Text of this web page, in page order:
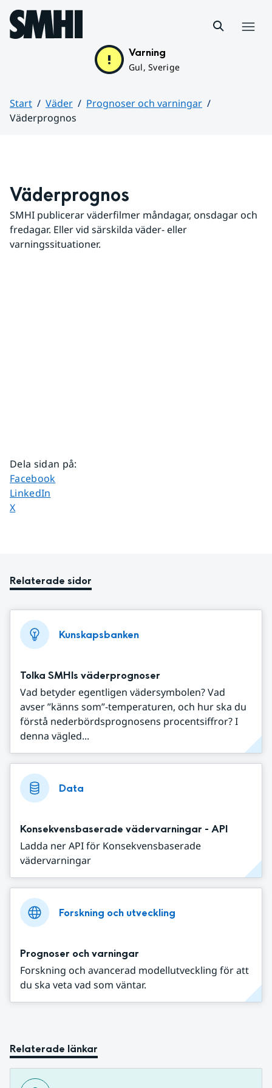
Hoppa till sidans innehåll
Varning
Gul, Sverige
Start Väder
Prognoser och varningar
Väderprognos
Väderprognos
SMHI publicerar väderfilmer måndagar, onsdagar och
fredagar. Eller vid särskilda väder- eller
varningssituationer.
Dela sidan på:
Dela sidan på
Facebook
Dela sidan på
LinkedIn
Dela sidan på
X
Relaterade sidor
Kunskapsbanken
Tolka SMHIs väderprognoser
Vad betyder egentligen vädersymbolen? Vad
avser ”känns som”-temperaturen, och hur ska du
förstå nederbördsprognosens procentsiffror? I
denna vägled...
Data
Konsekvensbaserade vädervarningar - API
Ladda ner API för Konsekvensbaserade
vädervarningar
Forskning och utveckling
Prognoser och varningar
Forskning och avancerad modellutveckling för att
du ska veta vad som väntar.
Relaterade länkar